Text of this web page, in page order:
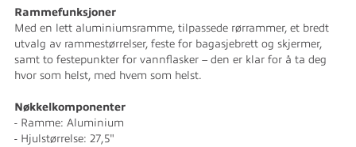
Rammefunksjoner
Med en lett aluminiumsramme, tilpassede rørrammer, et bredt
utvalg av rammestørrelser, feste for bagasjebrett og skjermer,
samt to festepunkter for vannflasker – den er klar for å ta deg
hvor som helst, med hvem som helst.
Nøkkelkomponenter
- Ramme: Aluminium
- Hjulstørrelse: 27,5"